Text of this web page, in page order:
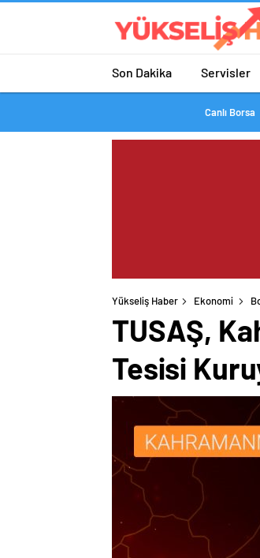
Son Dakika Servisler
Canlı Borsa
Yükseliş Haber Ekonomi
TUSAŞ,
Tesisi